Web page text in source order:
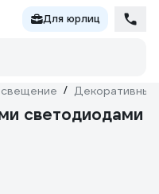
Для юрлиц
/ Декоративный
светодиодами